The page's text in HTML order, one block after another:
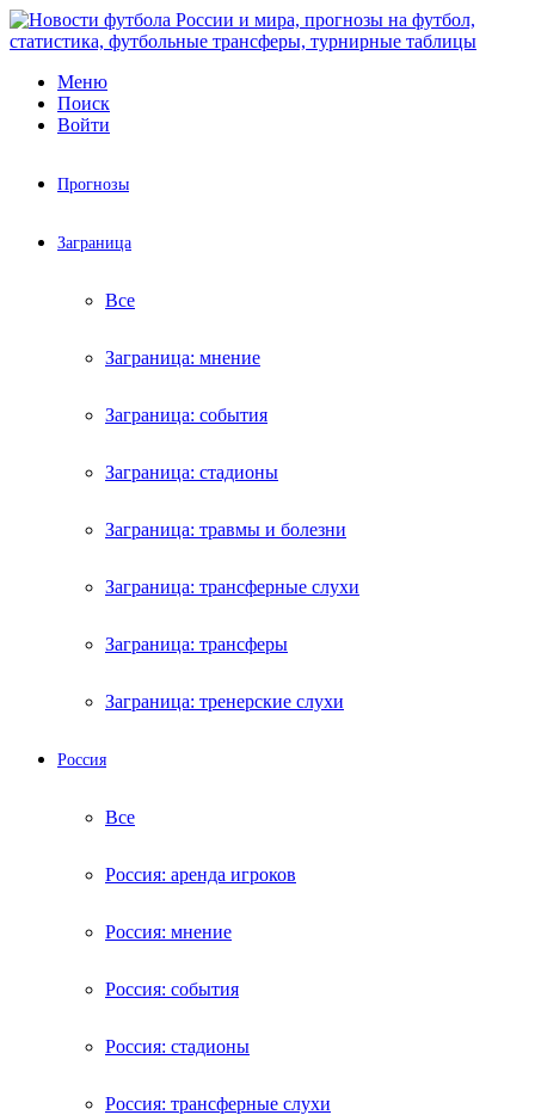
Меню
Поиск
Войти
Прогнозы
Заграница
Все
Заграница: мнение
Заграница: события
Заграница: стадионы
Заграница: травмы и болезни
Заграница: трансферные слухи
Заграница: трансферы
Заграница: тренерские слухи
Россия
Все
Россия: аренда игроков
Россия: мнение
Россия: события
Россия: стадионы
Россия: трансферные слухи